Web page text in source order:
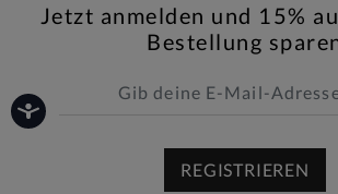
Jetzt anmelden und 15%
Bestellung
REGISTRIEREN